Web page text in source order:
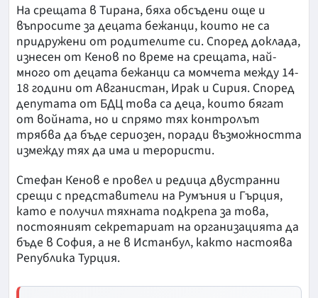
На срещата в Тирана, бяха обсъдени още и
въпросите за децата бежанци, които не са
придружени от родителите си. Според доклада,
изнесен от Кенов по време на срещата, най-
много от децата бежанци са момчета между 14-
18 години от Авганистан, Ирак и Сирия. Според
депутата от БДЦ това са деца, които бягат
от войната, но и спрямо тях контролът
трябва да бъде сериозен, поради възможността
измежду тях да има и терористи.
Стефан Кенов е провел и редица двустранни
срещи с представители на Румъния и Гърция,
като е получил тяхната подкрепа за това,
постояният секретариат на организацията да
бъде в София, а не в Истанбул, както настоява
Република Турция.